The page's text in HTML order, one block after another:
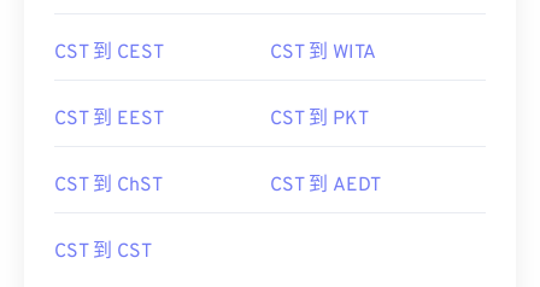
CST 到 CEST CST 到 WITA
CST 到 EEST CST 到 PKT
CST 到 ChST CST 到 AEDT
CST 到 CST